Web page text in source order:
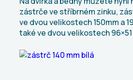
zástrče ve stříbrném zinku,
ve dvou velikostech 150mm a
také ve dvou velikostech 96×51